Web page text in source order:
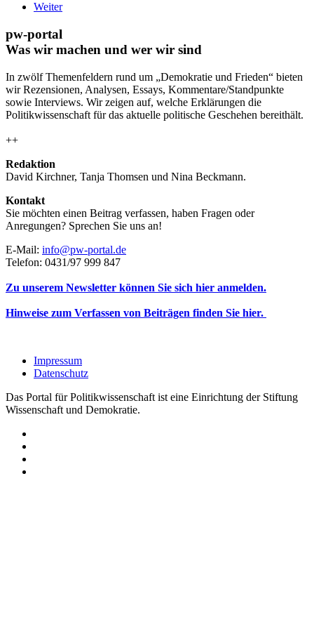
Weiter
pw-portal
Was wir machen und wer wir sind
In zwölf Themenfeldern rund um „Demokratie und Frieden“ bieten
wir Rezensionen, Analysen, Essays, Kommentare/Standpunkte
sowie Interviews. Wir zeigen auf, welche Erklärungen die
Politikwissenschaft für das aktuelle politische Geschehen bereithält.
++
Redaktion
David Kirchner, Tanja Thomsen und Nina Beckmann.
Kontakt
Sie möchten einen Beitrag verfassen, haben Fragen oder
Anregungen? Sprechen Sie uns an!
E-Mail: info@pw-portal.de
Telefon: 0431/97 999 847
Zu unserem Newsletter können Sie sich hier anmelden.
Hinweise zum Verfassen von Beiträgen finden Sie hier.
Impressum
Datenschutz
Das Portal für Politikwissenschaft ist eine Einrichtung der Stiftung
Wissenschaft und Demokratie.